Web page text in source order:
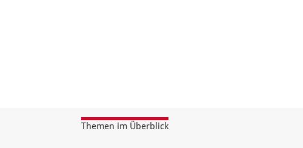
Themen im Überblick